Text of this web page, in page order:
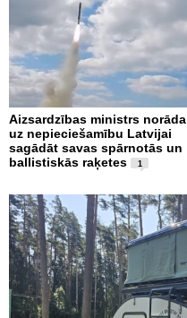
Aizsardzības ministrs norāda
uz nepieciešamību Latvijai
sagādāt savas spārnotās un
ballistiskās raķetes
1